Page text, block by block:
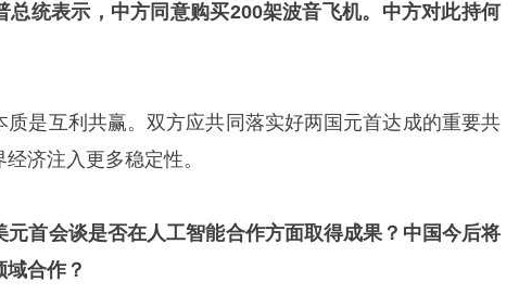
总统表示，中方同意购买200架波音飞机。中方对此持何
是互利共赢。双方应共同落实好两国元首达成的重要共
济注入更多稳定性。
首会谈是否在人工智能合作方面取得成果？中国今后将
合作？